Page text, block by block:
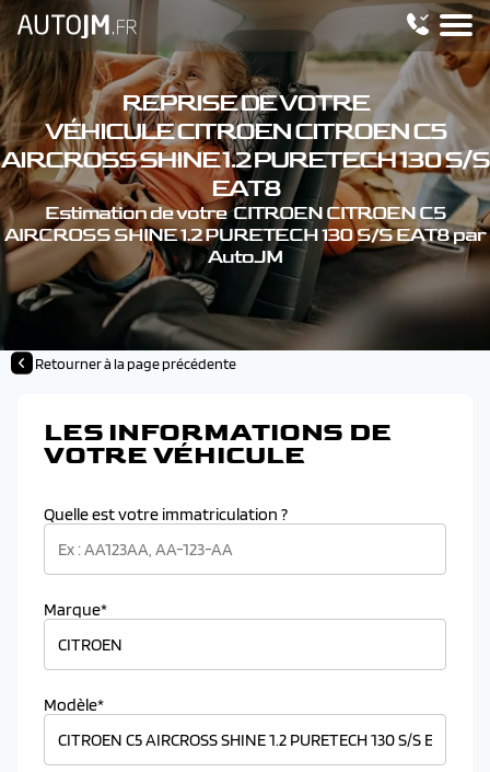
REPRISE DE VOTRE
VÉHICULE CITROEN CITROEN C5
AIRCROSS SHINE 1.2 PURETECH 130 S/S
EAT8
Estimation de votre CITROEN CITROEN C5
AIRCROSS SHINE 1.2 PURETECH 130 S/S EAT8 par
AutoJM
Retourner à la page précédente
LES INFORMATIONS DE
VOTRE VÉHICULE
Quelle est votre immatriculation ?
Marque*
Modèle*